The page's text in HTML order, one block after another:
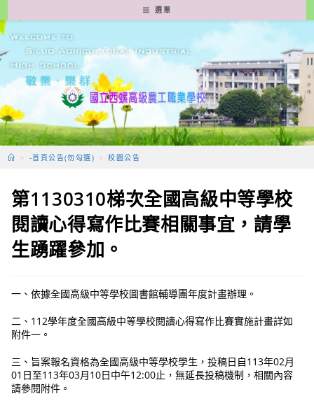
轉
至
要
容
選單
> -首頁公告(勿勾選) > 校園公告
第1130310梯次全國高級中等學校
閱讀心得寫作比賽相關事宜，請學
生踴躍參加。
一、依據全國高級中等學校圖書館輔導團年度計畫辦理。
二、112學年度全國高級中等學校閱讀心得寫作比賽實施計畫詳如
附件一。
三、旨案報名資格為全國高級中等學校學生，投稿日自113年02月
01日至113年03月10日中午12:00止，無延長投稿機制，相關內容
請參閱附件。